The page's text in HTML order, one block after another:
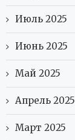
Июль 2025
Июнь 2025
Май 2025
Апрель 2025
Март 2025